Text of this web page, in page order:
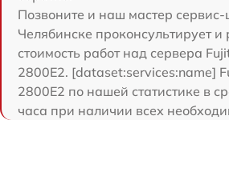
Позвоните и наш мастер сервис-
Челябинске проконсультирует и
стоимость работ над сервера
2800E2. [dataset:services:name]
2800E2 по нашей статистике в
часа при наличии всех